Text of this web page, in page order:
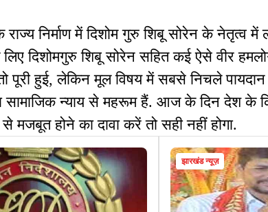
राज्य निर्माण में दिशोम गुरु शिबू सोरेन के नेतृत्व
दिशोमगुरु शिबू सोरेन सहित कई ऐसे वीर
पूरी हुई, लेकिन मूल विषय में सबसे निचले
सामाजिक न्याय से महरूम हैं. आज के दिन देश के
मजबूत होने का दावा करें तो सही नहीं होगा.
झारखंड न्यूज़